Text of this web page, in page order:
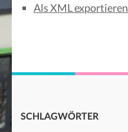
Als XML exportieren
SCHLAGWÖRTER